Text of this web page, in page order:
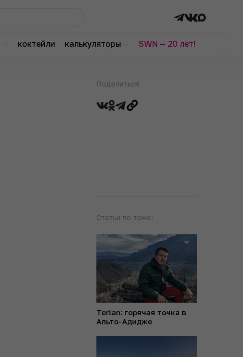
коктейли калькуляторы SWN — 20 лет!
Поделиться
Статьи по теме:
Terlan: горячая точка в
Альто-Адидже